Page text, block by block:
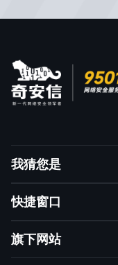
我猜您是
客户
合作伙伴
快捷窗口
如何购买
旗下网站